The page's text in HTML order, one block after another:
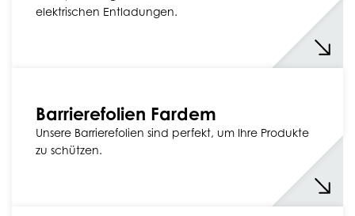
elektrischen Entladungen.
Barrierefolien Fardem
Unsere Barrierefolien sind perfekt, um Ihre Produkte
zu schützen.